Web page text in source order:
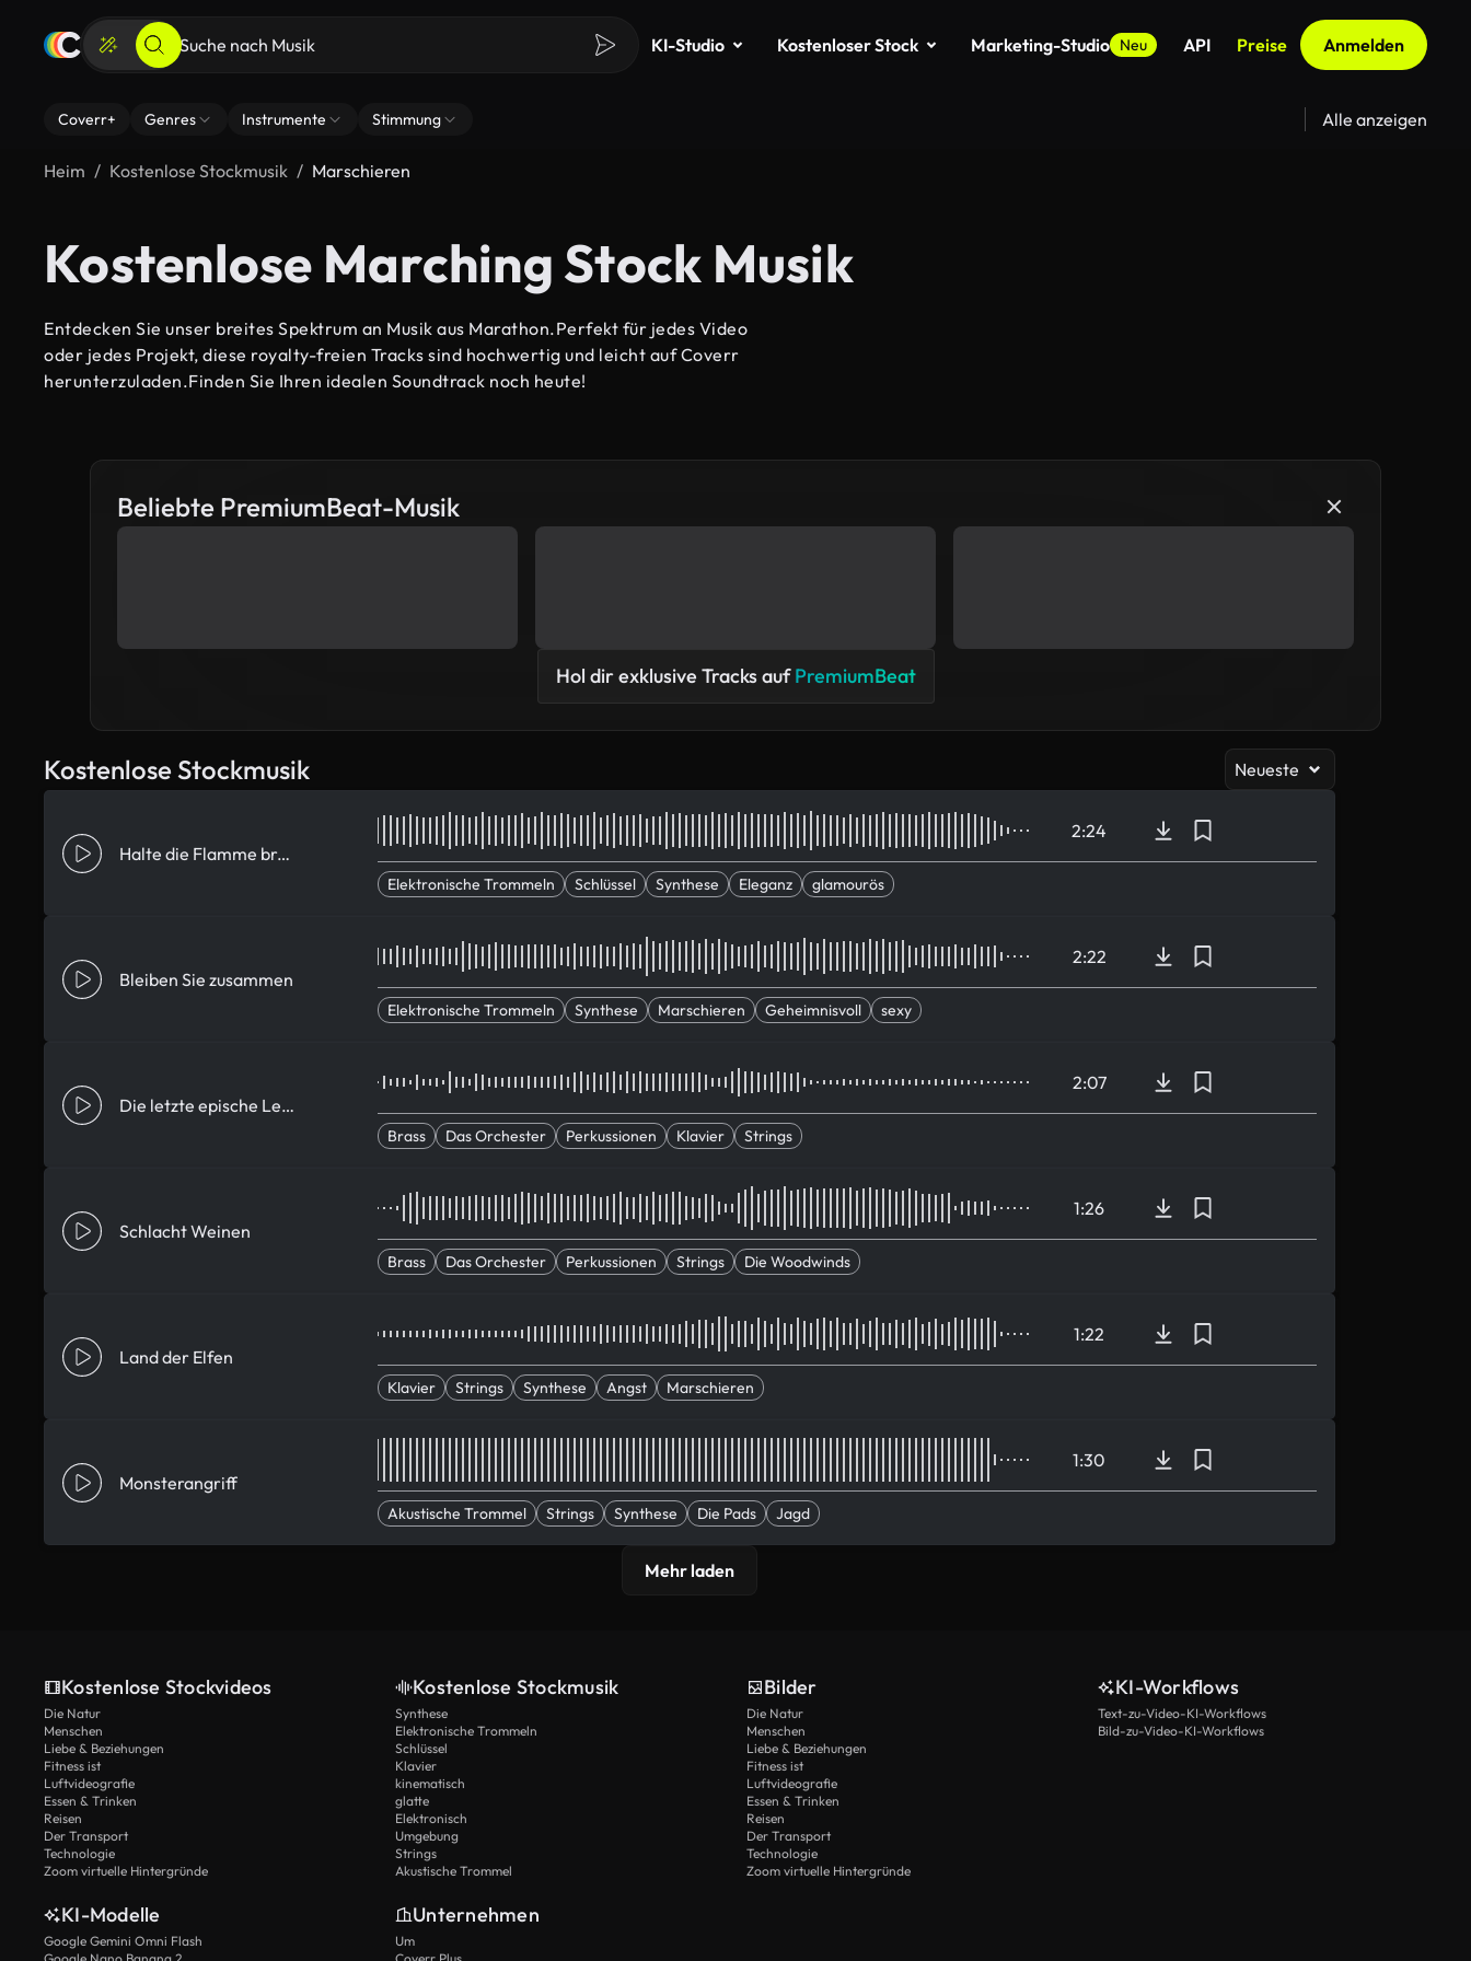
KI-Studio Kostenloser Stock Marketing-Studio Neu API Preise Anmelden
Coverr+ Genres Instrumente Stimmung Alle anzeigen
Heim Kostenlose Stockmusik Marschieren
Kostenlose Marching Stock Musik
Entdecken Sie unser breites Spektrum an Musik aus Marathon.Perfekt für jedes Video
oder jedes Projekt, diese royalty-freien Tracks sind hochwertig und leicht auf Coverr
herunterzuladen.Finden Sie Ihren idealen Soundtrack noch heute!
Beliebte PremiumBeat-Musik
Hol dir exklusive Tracks aufPremiumBeat
Kostenlose Stockmusik Neueste
Halte die Flamme brennend
2:24
Elektronische Trommeln Schlüssel Synthese Eleganz glamourös
Bleiben Sie zusammen
2:22
Elektronische Trommeln Synthese Marschieren Geheimnisvoll sexy
Die letzte epische Legende
2:07
Brass Das Orchester Perkussionen Klavier Strings
Schlacht Weinen
1:26
Brass Das Orchester Perkussionen Strings Die Woodwinds
Land der Elfen
1:22
Klavier Strings Synthese Angst Marschieren
Monsterangriff
1:30
Akustische Trommel Strings Synthese Die Pads Jagd
Mehr laden
Kostenlose Stockvideos
Die Natur
Menschen
Liebe & Beziehungen
Fitness ist
Luftvideografie
Essen & Trinken
Reisen
Der Transport
Technologie
Zoom virtuelle Hintergründe
Kostenlose Stockmusik
Synthese
Elektronische Trommeln
Schlüssel
Klavier
kinematisch
glatte
Elektronisch
Umgebung
Strings
Akustische Trommel
Bilder
Die Natur
Menschen
Liebe & Beziehungen
Fitness ist
Luftvideografie
Essen & Trinken
Reisen
Der Transport
Technologie
Zoom virtuelle Hintergründe
KI-Workflows
Text-zu-Video-KI-Workflows
Bild-zu-Video-KI-Workflows
KI-Modelle
Google Gemini Omni Flash
Unternehmen
Um